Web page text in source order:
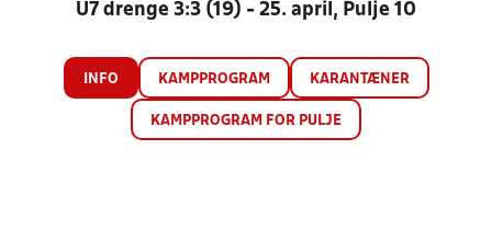
U7 drenge 3:3 (19) - 25. april, Pulje 10
INFO KAMPPROGRAM KARANTÆNER
KAMPPROGRAM FOR PULJE